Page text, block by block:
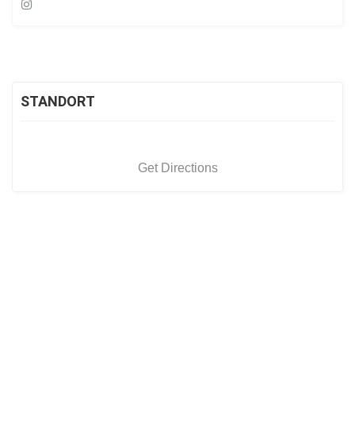
STANDORT
Get Directions